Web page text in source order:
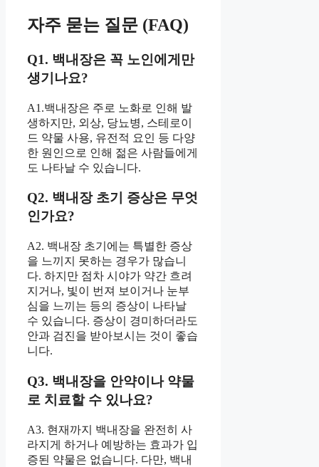
자주 묻는 질문 (FAQ)
Q1. 백내장은 꼭 노인에게만
생기나요?
A1.백내장은 주로 노화로 인해 발
생하지만, 외상, 당뇨병, 스테로이
드 약물 사용, 유전적 요인 등 다양
한 원인으로 인해 젊은 사람들에게
도 나타날 수 있습니다.
Q2. 백내장 초기 증상은 무엇
인가요?
A2. 백내장 초기에는 특별한 증상
을 느끼지 못하는 경우가 많습니
다. 하지만 점차 시야가 약간 흐려
지거나, 빛이 번져 보이거나 눈부
심을 느끼는 등의 증상이 나타날
수 있습니다. 증상이 경미하더라도
안과 검진을 받아보시는 것이 좋습
니다.
Q3. 백내장을 안약이나 약물
로 치료할 수 있나요?
A3. 현재까지 백내장을 완전히 사
라지게 하거나 예방하는 효과가 입
증된 약물은 없습니다. 다만, 백내